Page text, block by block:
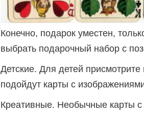
Конечно, подарок уместен,
выбрать подарочный набор с
Детские. Для детей
подойдут карты с
Креативные. Необычные карты